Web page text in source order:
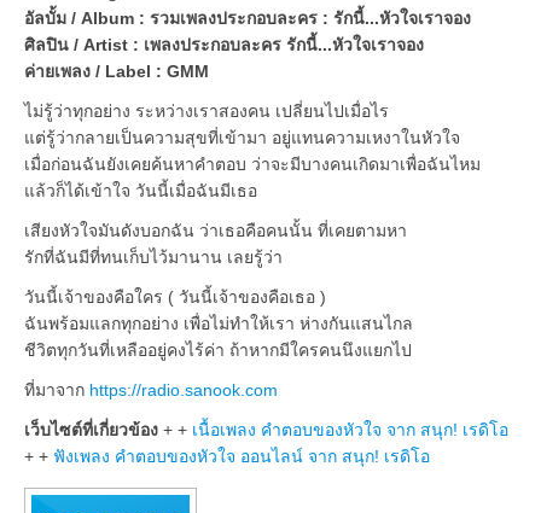
อัลบั้ม / Album : รวมเพลงประกอบละคร : รักนี้...หัวใจเราจอง
ศิลปิน / Artist : เพลงประกอบละคร รักนี้...หัวใจเราจอง
ค่ายเพลง / Label : GMM
ไม่รู้ว่าทุกอย่าง ระหว่างเราสองคน เปลี่ยนไปเมื่อไร
แต่รู้ว่ากลายเป็นความสุขที่เข้ามา อยู่แทนความเหงาในหัวใจ
เมื่อก่อนฉันยังเคยค้นหาคำตอบ ว่าจะมีบางคนเกิดมาเพื่อฉันไหม
แล้วก็ได้เข้าใจ วันนี้เมื่อฉันมีเธอ
เสียงหัวใจมันดังบอกฉัน ว่าเธอคือคนนั้น ที่เคยตามหา
รักที่ฉันมีที่ทนเก็บไว้มานาน เลยรู้ว่า
วันนี้เจ้าของคือใคร ( วันนี้เจ้าของคือเธอ )
ฉันพร้อมแลกทุกอย่าง เพื่อไม่ทำให้เรา ห่างกันแสนไกล
ชีวิตทุกวันที่เหลืออยู่คงไร้ค่า ถ้าหากมีใครคนนึงแยกไป
ที่มาจาก https://radio.sanook.com
เว็บไซต์ที่เกี่ยวข้อง + + เนื้อเพลง คำตอบของหัวใจ จาก สนุก! เรดิโอ
+ + ฟังเพลง คำตอบของหัวใจ ออนไลน์ จาก สนุก! เรดิโอ